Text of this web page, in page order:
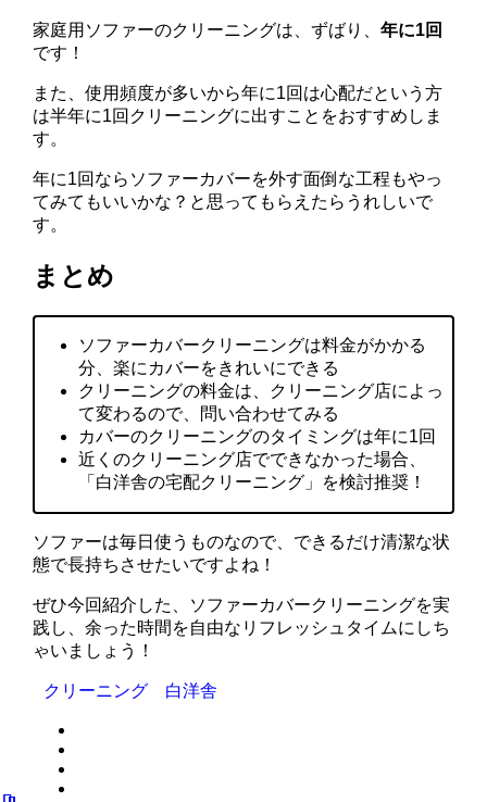
家庭用ソファーのクリーニングは、ずばり、年に1回
です！
また、使用頻度が多いから年に1回は心配だという方
は半年に1回クリーニングに出すことをおすすめしま
す。
年に1回ならソファーカバーを外す面倒な工程もやっ
てみてもいいかな？と思ってもらえたらうれしいで
す。
まとめ
ソファーカバークリーニングは料金がかかる
分、楽にカバーをきれいにできる
クリーニングの料金は、クリーニング店によっ
て変わるので、問い合わせてみる
カバーのクリーニングのタイミングは年に1回
近くのクリーニング店でできなかった場合、
「白洋舎の宅配クリーニング」を検討推奨！
ソファーは毎日使うものなので、できるだけ清潔な状
態で長持ちさせたいですよね！
ぜひ今回紹介した、ソファーカバークリーニングを実
践し、余った時間を自由なリフレッシュタイムにしち
ゃいましょう！
クリーニング 白洋舎